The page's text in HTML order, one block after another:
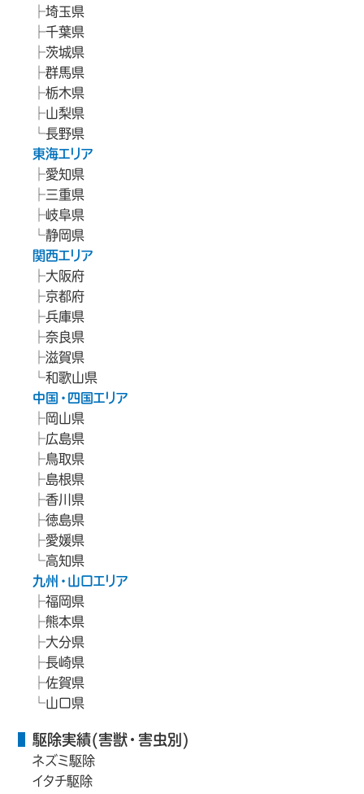
埼玉県
千葉県
茨城県
群馬県
栃木県
山梨県
長野県
東海エリア
愛知県
三重県
岐阜県
静岡県
関西エリア
大阪府
京都府
兵庫県
奈良県
滋賀県
和歌山県
中国・四国エリア
岡山県
広島県
鳥取県
島根県
香川県
徳島県
愛媛県
高知県
九州・山口エリア
福岡県
熊本県
大分県
長崎県
佐賀県
山口県
駆除実績(害獣・害虫別)
ネズミ駆除
イタチ駆除